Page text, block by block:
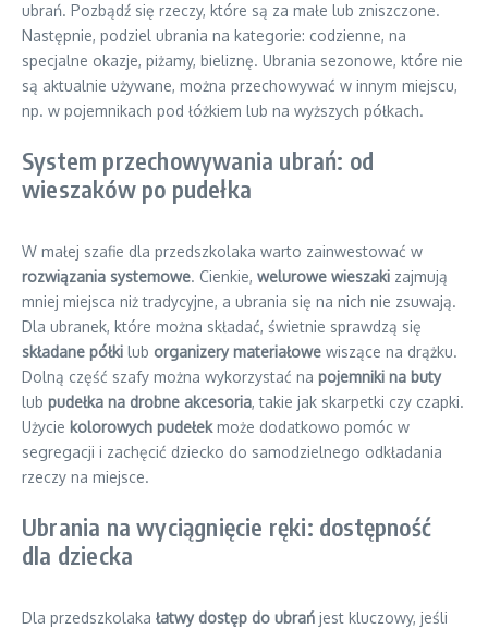
ubrań. Pozbądź się rzeczy, które są za małe lub zniszczone.
Następnie, podziel ubrania na kategorie: codzienne, na
specjalne okazje, piżamy, bieliznę. Ubrania sezonowe, które nie
są aktualnie używane, można przechowywać w innym miejscu,
np. w pojemnikach pod łóżkiem lub na wyższych półkach.
System przechowywania ubrań: od
wieszaków po pudełka
W małej szafie dla przedszkolaka warto zainwestować w
rozwiązania systemowe. Cienkie, welurowe wieszaki zajmują
mniej miejsca niż tradycyjne, a ubrania się na nich nie zsuwają.
Dla ubranek, które można składać, świetnie sprawdzą się
składane półki lub organizery materiałowe wiszące na drążku.
Dolną część szafy można wykorzystać na pojemniki na buty
lub pudełka na drobne akcesoria, takie jak skarpetki czy czapki.
Użycie kolorowych pudełekmoże dodatkowo pomóc w
segregacji i zachęcić dziecko do samodzielnego odkładania
rzeczy na miejsce.
Ubrania na wyciągnięcie ręki: dostępność
dla dziecka
Dla przedszkolaka łatwy dostęp do ubrań jest kluczowy, jeśli